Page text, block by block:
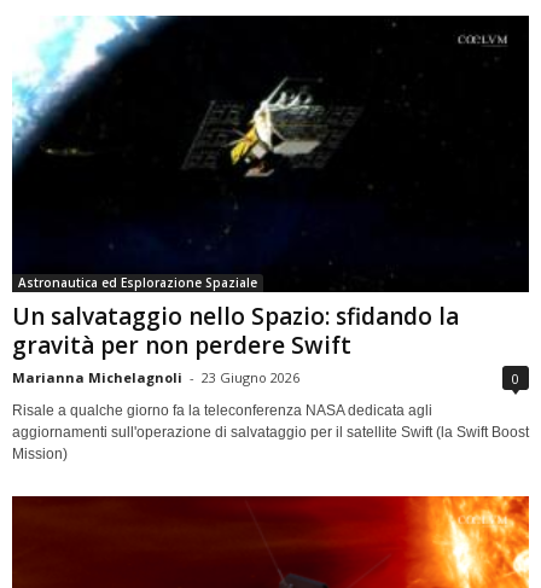
Astronautica ed Esplorazione Spaziale
Un salvataggio nello Spazio: sfidando la
gravità per non perdere Swift
Marianna Michelagnoli - 23 Giugno 2026 0
Risale a qualche giorno fa la teleconferenza NASA dedicata agli
aggiornamenti sull'operazione di salvataggio per il satellite Swift (la Swift Boost
Mission)